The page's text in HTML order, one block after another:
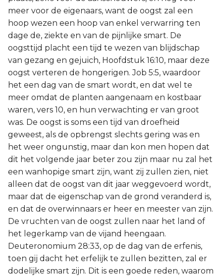
meer voor de eigenaars, want de oogst zal een
hoop wezen een hoop van enkel verwarring ten
dage de, ziekte en van de pijnlijke smart. De
oogsttijd placht een tijd te wezen van blijdschap
van gezang en gejuich, Hoofdstuk 16:10, maar deze
oogst verteren de hongerigen. Job 5:5, waardoor
het een dag van de smart wordt, en dat wel te
meer omdat de planten aangenaam en kostbaar
waren, vers 10, en hun verwachting er van groot
was. De oogst is soms een tijd van droefheid
geweest, als de opbrengst slechts gering was en
het weer ongunstig, maar dan kon men hopen dat
dit het volgende jaar beter zou zijn maar nu zal het
een wanhopige smart zijn, want zij zullen zien, niet
alleen dat de oogst van dit jaar weggevoerd wordt,
maar dat de eigenschap van de grond veranderd is,
en dat de overwinnaars er heer en meester van zijn.
De vruchten van de oogst zullen naar het land of
het legerkamp van de vijand heengaan.
Deuteronomium 28:33, op de dag van de erfenis,
toen gij dacht het erfelijk te zullen bezitten, zal er
dodelijke smart zijn. Dit is een goede reden, waarom